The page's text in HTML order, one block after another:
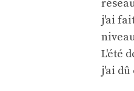
j'ai
L'été
j'ai dû